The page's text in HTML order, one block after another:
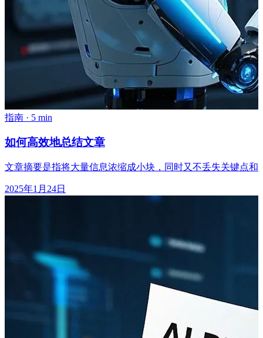
指南 · 5 min
如何高效地总结文章
文章摘要是指将大量信息浓缩成小块，同时又不丢失关键点和
2025年1月24日